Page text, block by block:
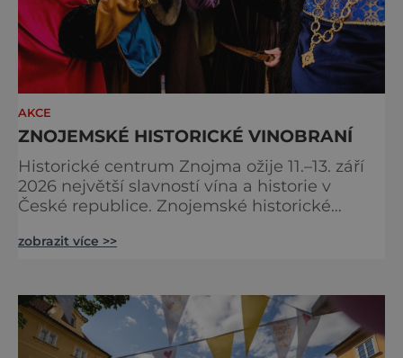
AKCE
ZNOJEMSKÉ HISTORICKÉ VINOBRANÍ
Historické centrum Znojma ožije 11.–13. září
2026 největší slavností vína a historie v
České republice. Znojemské historické
scén, stovky programových bodů, desítky
českých interpretů. Na jeden víkend se celé
město promění v živoucí kulisu středověku,
kde se historie prolíná se
zobrazit více >>